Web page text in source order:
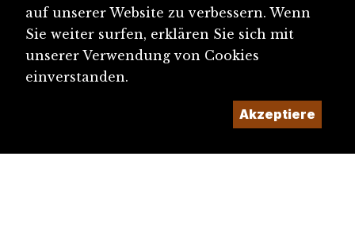
auf unserer Website zu verbessern. Wenn
Sie weiter surfen, erklären Sie sich mit
unserer Verwendung von Cookies
einverstanden.
Akzeptiere